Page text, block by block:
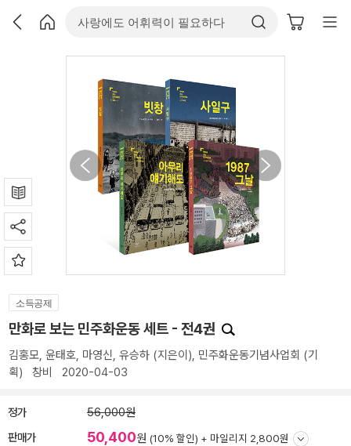
소득공제
만화로 보는 민주화운동 세트 - 전4권
김홍모, 윤태호, 마영신, 유승하 (지은이), 민주화운동기념사업회 (기
획) 창비 2020-04-03
정가 56,000원
판매가 50,400원 (10% 할인) + 마일리지 2,800원